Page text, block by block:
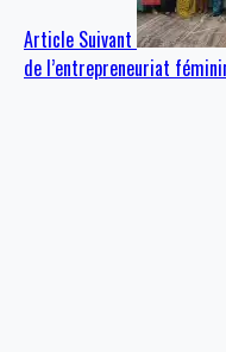
Article Suivant
de l’entrepreneuriat